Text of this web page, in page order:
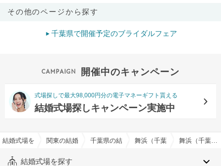
その他のページから探す
千葉県で開催予定のブライダルフェア
開催中のキャンペーン
式場探しで最大98,000円分の電子マネーギフト貰える
結婚式場探しキャンペーン実施中
結婚式場を探すならハナユメ
関東の結婚式場千葉県の結婚式場舞浜（千葉県）の結婚式場舞浜（千葉県）の引き出物持込み可でおすすめの結婚式場・挙式会場一覧
結婚式場を探す